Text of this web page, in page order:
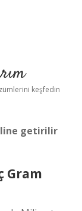
keşfedin
getirilir
Gram